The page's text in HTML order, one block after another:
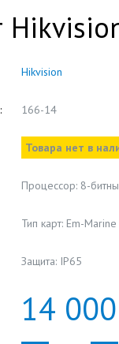
Hikvision
166-14
Товара нет в
Процессор: 8-
Тип карт: Em-Marine
Защита: IP65
14 000